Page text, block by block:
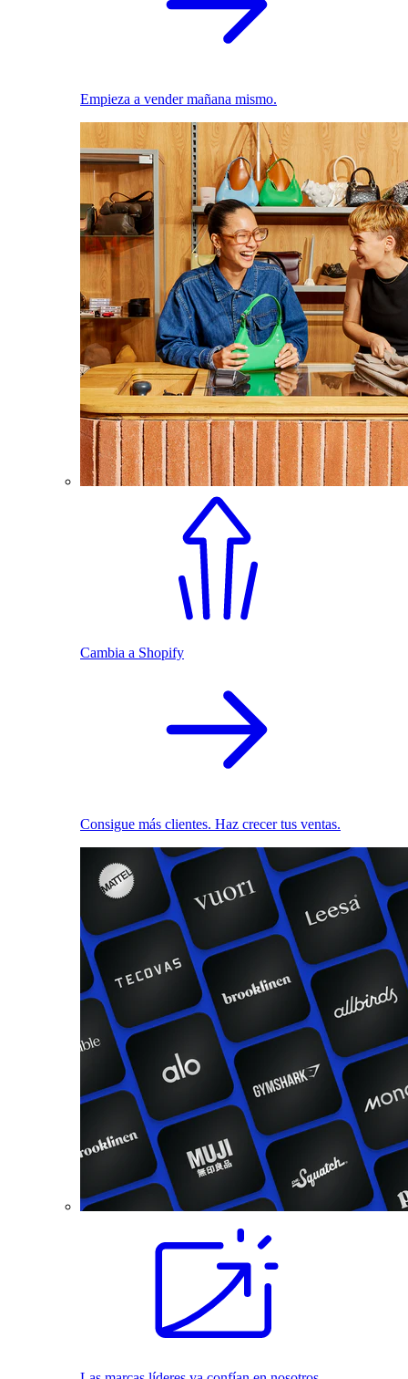
Empieza a vender mañana mismo.
Cambia a Shopify
Consigue más clientes. Haz crecer tus ventas.